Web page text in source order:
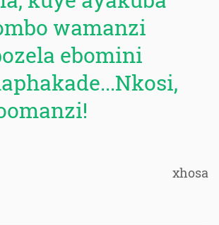
wamanzi
ebomini
xhosa